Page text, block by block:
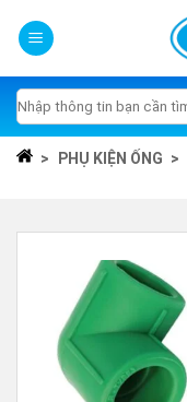
Tìm
kiếm:
> PHỤ KIỆN ỐNG >